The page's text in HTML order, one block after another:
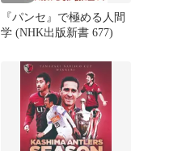
『パンセ』で極める人間
学 (NHK出版新書 677)